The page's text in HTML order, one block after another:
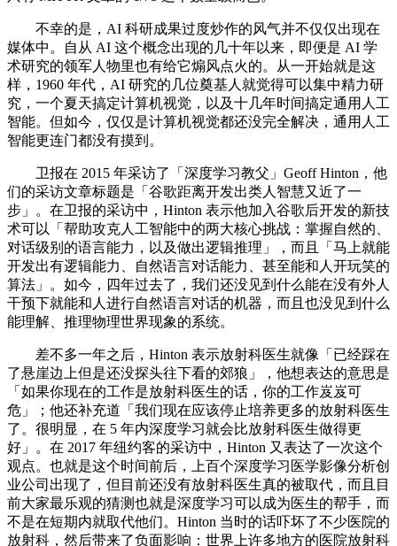
不幸的是，AI 科研成果过度炒作的风气并不仅仅出现在
媒体中。自从 AI 这个概念出现的几十年以来，即便是 AI 学
术研究的领军人物里也有给它煽风点火的。从一开始就是这
样，1960 年代，AI 研究的几位奠基人就觉得可以集中精力研
究，一个夏天搞定计算机视觉，以及十几年时间搞定通用人工
智能。但如今，仅仅是计算机视觉都还没完全解决，通用人工
智能更连门都没有摸到。
卫报在 2015 年采访了「深度学习教父」Geoff Hinton，他
们的采访文章标题是「谷歌距离开发出类人智慧又近了一
步」。在卫报的采访中，Hinton 表示他加入谷歌后开发的新技
术可以「帮助攻克人工智能中的两大核心挑战：掌握自然的、
对话级别的语言能力，以及做出逻辑推理」，而且「马上就能
开发出有逻辑能力、自然语言对话能力、甚至能和人开玩笑的
算法」。如今，四年过去了，我们还没见到什么能在没有外人
干预下就能和人进行自然语言对话的机器，而且也没见到什么
能理解、推理物理世界现象的系统。
差不多一年之后，Hinton 表示放射科医生就像「已经踩在
了悬崖边上但是还没探头往下看的郊狼」，他想表达的意思是
「如果你现在的工作是放射科医生的话，你的工作岌岌可
危」；他还补充道「我们现在应该停止培养更多的放射科医生
了。很明显，在 5 年内深度学习就会比放射科医生做得更
好」。在 2017 年纽约客的采访中，Hinton 又表达了一次这个
观点。也就是这个时间前后，上百个深度学习医学影像分析创
业公司出现了，但目前还没有放射科医生真的被取代，而且目
前大家最乐观的猜测也就是深度学习可以成为医生的帮手，而
不是在短期内就取代他们。Hinton 当时的话吓坏了不少医院的
放射科，然后带来了负面影响：世界上许多地方的医院放射科